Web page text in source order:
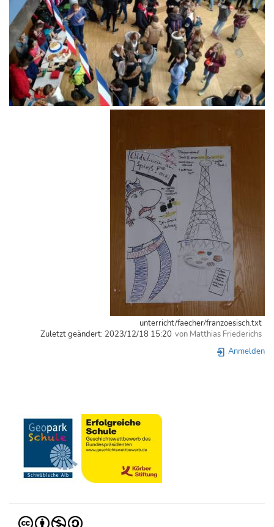
unterricht/faecher/franzoesisch.txt
Zuletzt geändert: 2023/12/18 15:20 von Matthias Friederichs
Anmelden